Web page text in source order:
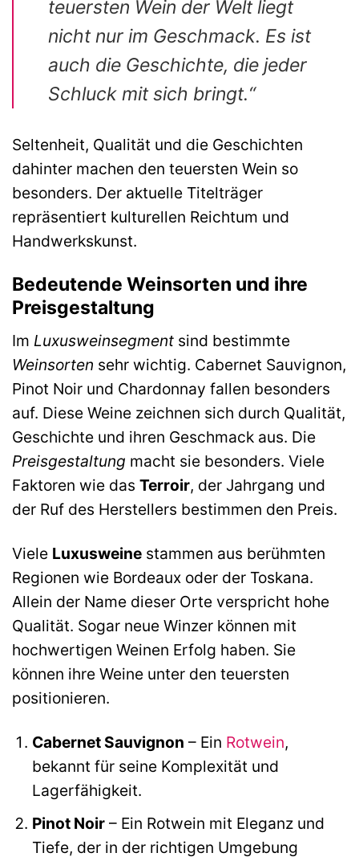
teuersten Wein der Weltliegt
nicht nur im Geschmack. Es ist
auch die Geschichte, die jeder
Schluck mit sich bringt.“
Seltenheit, Qualität und die Geschichten
dahinter machen den teuersten Wein so
besonders. Der aktuelle Titelträger
repräsentiert kulturellen Reichtum und
Handwerkskunst.
Bedeutende Weinsorten und ihre
Preisgestaltung
Im Luxusweinsegment sind bestimmte
Weinsorten sehr wichtig. Cabernet Sauvignon,
Pinot Noir und Chardonnay fallen besonders
auf. Diese Weine zeichnen sich durch Qualität,
Geschichte und ihren Geschmack aus. Die
Preisgestaltung macht sie besonders. Viele
Faktoren wie das Terroir, der Jahrgang und
der Ruf des Herstellers bestimmen den Preis.
Viele Luxusweine stammen aus berühmten
Regionen wie Bordeaux oder der Toskana.
Allein der Name dieser Orte verspricht hohe
Qualität. Sogar neue Winzer können mit
hochwertigen Weinen Erfolg haben. Sie
können ihre Weine unter den teuersten
positionieren.
Cabernet Sauvignon – Ein Rotwein,
bekannt für seine Komplexität und
Lagerfähigkeit.
Pinot Noir– Ein Rotwein mit Eleganz und
Tiefe, der in der richtigen Umgebung